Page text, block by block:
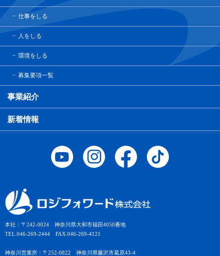
本社：〒242-0024 神奈川県大和市福田4050番地
TEL.046-269-2444 FAX.046-269-4121
神奈川営業所：〒252-0822 神奈川県藤沢市葛原43-4
仕事をしる
人をしる
環境をしる
募集要項一覧
事業紹介
新着情報